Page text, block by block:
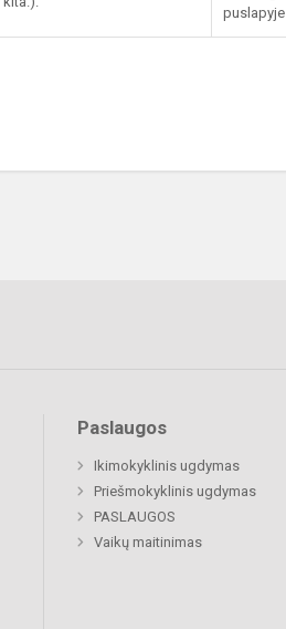
puslapyje
Paslaugos
Ikimokyklinis ugdymas
Priešmokyklinis ugdymas
PASLAUGOS
Vaikų maitinimas